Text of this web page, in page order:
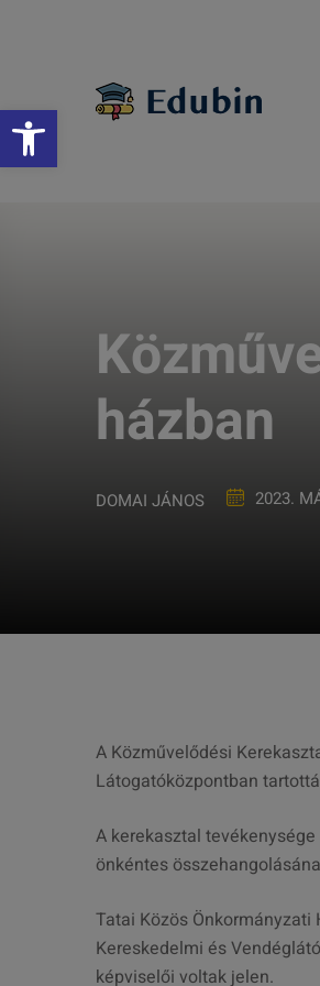
Eszköztár megnyitása
házban
DOMAI JÁNOS 2023.
A Közművelődési
Látogatóközpontban
A kerekasztal
önkéntes
Tatai Közös
Kereskedelmi és
képviselői voltak jelen.